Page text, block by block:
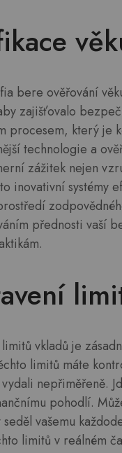
bere ověřování
zajišťovalo
procesem, který je
technologie a
zážitek nejen
inovativní systémy
přednosti vaší
vkladů je
limitů máte
nepřiměřeně.
pohodlí.
vašemu
limitů v reálném